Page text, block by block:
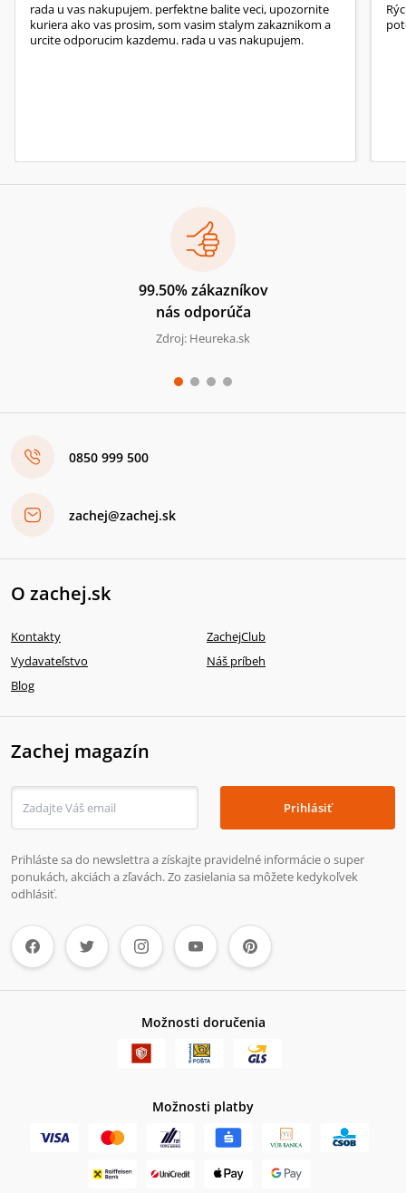
rada u vas nakupujem. perfektne balite veci, upozornite
kuriera ako vas prosim, som vasim stalym zakaznikom a
urcite odporucim kazdemu. rada u vas nakupujem.
99.50% zákazníkov
nás odporúča
Zdroj: Heureka.sk
0850 999 500
zachej@zachej.sk
O zachej.sk
Kontakty
ZachejClub
Vydavateľstvo
Náš príbeh
Blog
Zachej magazín
Prihlásiť
Prihláste sa do newslettra a získajte pravidelné informácie o super
ponukách, akciách a zľavách. Zo zasielania sa môžete kedykoľvek
odhlásiť.
Možnosti doručenia
Možnosti platby